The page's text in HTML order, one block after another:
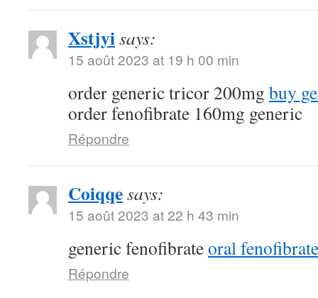
Xstjyisays:
15 août 2023 at 19 h 00 min
order generic tricor 200mg buy
order fenofibrate 160mg generic
Répondre
Coiqqesays:
15 août 2023 at 22 h 43 min
generic fenofibrateoral
Répondre